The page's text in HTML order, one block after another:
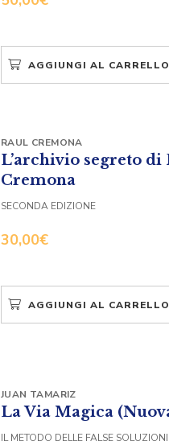
AGGIUNGI AL CARRELLO
L’archivio segreto di
Cremona
30,00€
RAUL CREMONA
SECONDA EDIZIONE
AGGIUNGI AL CARRELLO
La Via Magica
JUAN TAMARIZ
IL METODO DELLE FALSE